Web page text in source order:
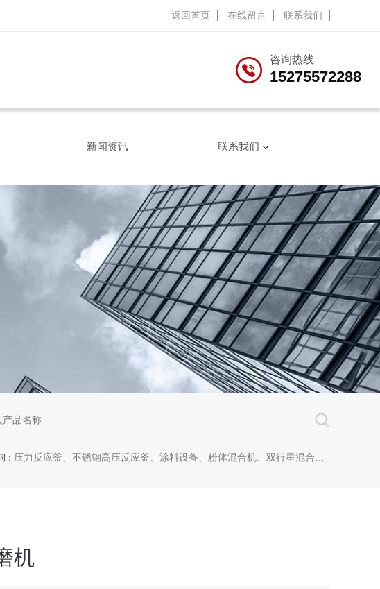
返回首页 在线留言 联系我们
咨询热线
15275572288
新闻资讯 联系我们
： 压力反应釜、不锈钢高压反应釜、涂料设备、粉体混合机、双行星混合机、卧式砂磨机、实验室砂磨机
机